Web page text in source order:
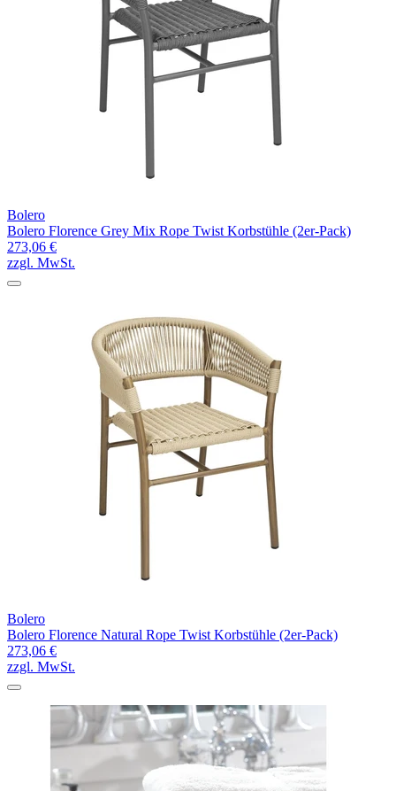
Bolero
Bolero Florence Grey Mix Rope Twist Korbstühle (2er-Pack)
273,06 €
zzgl. MwSt.
Bolero
Bolero Florence Natural Rope Twist Korbstühle (2er-Pack)
273,06 €
zzgl. MwSt.